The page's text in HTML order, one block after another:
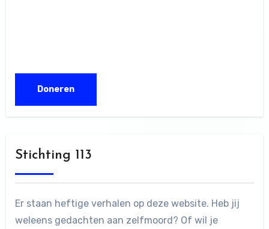
Stichting 113
Er staan heftige verhalen op deze website. Heb jij
weleens gedachten aan zelfmoord? Of wil je